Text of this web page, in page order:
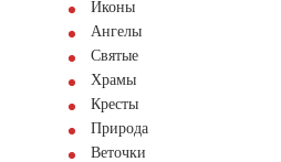
Иконы
Ангелы
Святые
Храмы
Кресты
Природа
Веточки